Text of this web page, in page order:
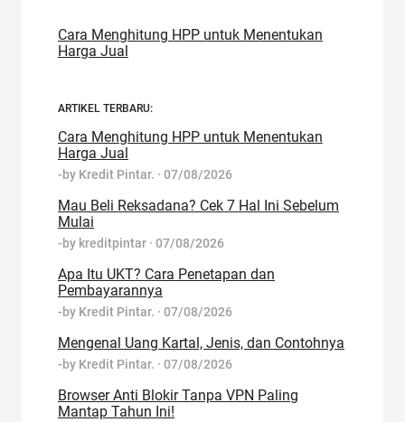
Cara Menghitung HPP untuk Menentukan
Harga Jual
ARTIKEL TERBARU:
Cara Menghitung HPP untuk Menentukan
Harga Jual
-by Kredit Pintar. · 07/08/2026
Mau Beli Reksadana? Cek 7 Hal Ini Sebelum
Mulai
-by kreditpintar · 07/08/2026
Apa Itu UKT? Cara Penetapan dan
Pembayarannya
-by Kredit Pintar. · 07/08/2026
Mengenal Uang Kartal, Jenis, dan Contohnya
-by Kredit Pintar. · 07/08/2026
Browser Anti Blokir Tanpa VPN Paling
Mantap Tahun Ini!